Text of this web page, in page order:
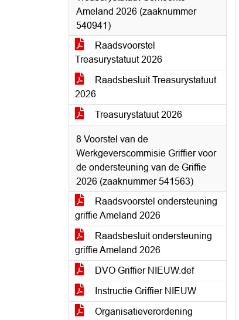
Ameland 2026 (zaaknummer
540941)
Raadsvoorstel
Treasurystatuut 2026
Raadsbesluit Treasurystatuut
2026
Treasurystatuut 2026
8 Voorstel van de
Werkgeverscommisie Griffier voor
de ondersteuning van de Griffie
2026 (zaaknummer 541563)
Raadsvoorstel ondersteuning
griffie Ameland 2026
Raadsbesluit ondersteuning
griffie Ameland 2026
DVO Griffier NIEUW.def
Instructie Griffier NIEUW
Organisatieverordening